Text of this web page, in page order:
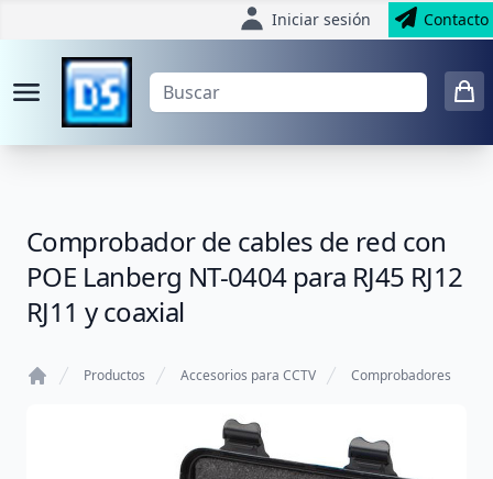
Iniciar sesión Contacto
Comprobador de cables de red con
POE Lanberg NT-0404 para RJ45 RJ12
RJ11 y coaxial
Productos Accesorios para CCTV Comprobadores